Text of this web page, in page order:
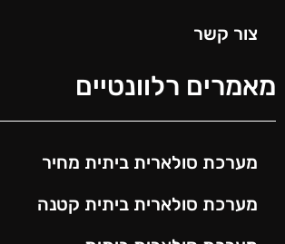
צור קשר
מאמרים רלוונטיים
מערכת סולארית ביתית מחיר
מערכת סולארית ביתית קטנה